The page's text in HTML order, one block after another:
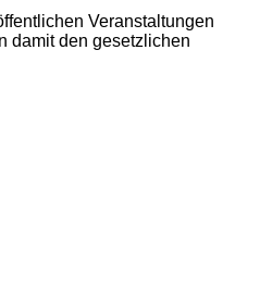
3Veranstaltungen
damit den gesetzlichen